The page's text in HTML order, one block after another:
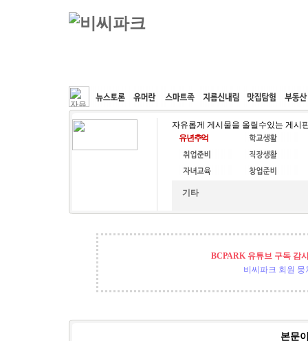
커뮤니티 속도패치 웹호스팅 공동구매
자유롭게 게시물을 올릴수있는 게시
기타
BCPARK 유튜브 구독 감
비씨파크 회원 뭉
본문